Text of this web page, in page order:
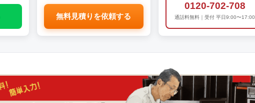
無料見積りを依頼する
0120-702-708
通話料無料｜受付 平日9:00〜17:00